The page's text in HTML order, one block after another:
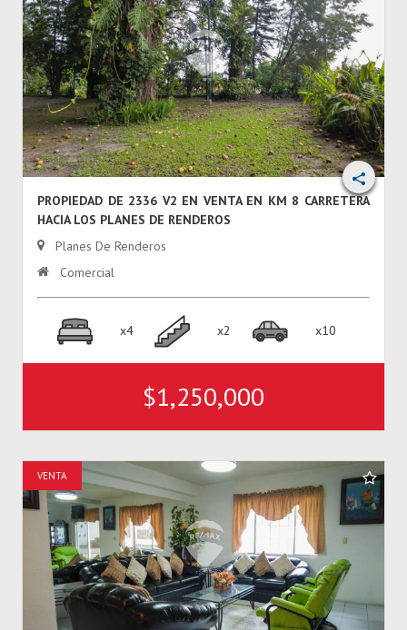
PROPIEDAD DE 2336 V2 EN VENTA EN KM 8 CARRETERA
HACIA LOS PLANES DE RENDEROS
Planes De Renderos
Comercial
x4 x2 x10
$1,250,000
VENTA